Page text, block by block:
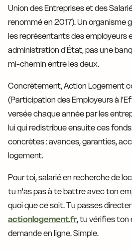
Union des Entreprises et des
renommé en 2017). Un organisme
les représentants des employeurs
administration d'État, pas une
mi-chemin entre les deux.
Concrètement, Action Logement
(Participation des Employeurs à
versée chaque année par les
lui qui redistribue ensuite ces
concrètes : avances, garanties,
logement.
Pour toi, salarié en recherche de
tu n'as pas à te battre avec ton
quoi que ce soit. Tu passes
actionlogement.fr, tu vérifies ton
demande en ligne. Simple.